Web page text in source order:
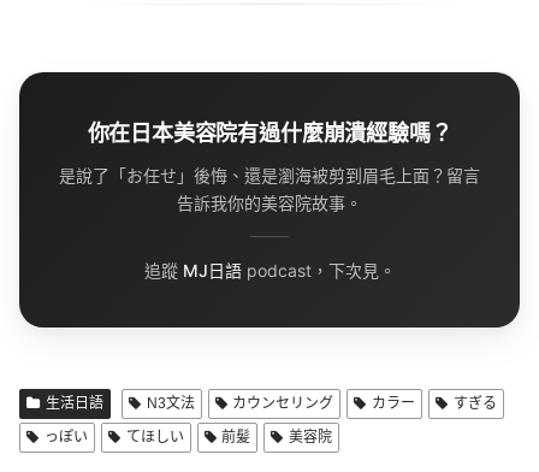
你在日本美容院有過什麼崩潰經驗嗎？
是說了「お任せ」後悔、還是瀏海被剪到眉毛上面？留言
告訴我你的美容院故事。
追蹤 MJ日語podcast，下次見。
生活日語 N3文法 カウンセリング カラー
すぎる
っぽい
てほしい 前髪 美容院